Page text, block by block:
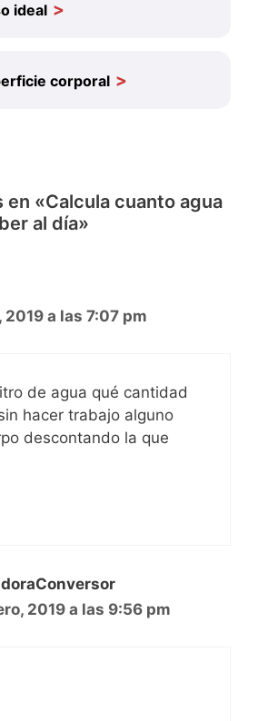
ideal
corporal
en «Calcula cuanto agua
al día»
2019 a las 7:07 pm
de agua qué cantidad
hacer trabajo alguno
descontando la que
2019 a las 9:56 pm